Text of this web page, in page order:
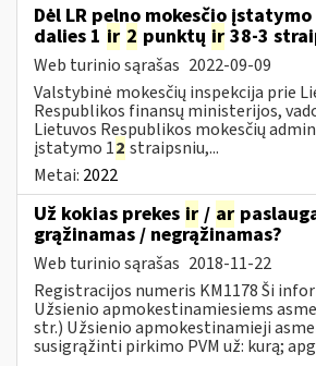
Dėl LR pelno mokesčio įstatymo
dalies 1 ir 2 punktų ir 38-3
Web turinio sąrašas 2022-09-09
Valstybinė mokesčių inspekcija prie
Respublikos finansų ministerijos,
Lietuvos Respublikos mokesčių
įstatymo 12 straipsniu,...
Metai: 2022
Už kokias prekes ir / ar
grąžinamas / negrąžinamas?
Web turinio sąrašas 2018-11-22
Registracijos numeris KM1178 Ši
Užsienio apmokestinamiesiems
str.) Užsienio apmokestinamieji
susigrąžinti pirkimo PVM už: kurą;